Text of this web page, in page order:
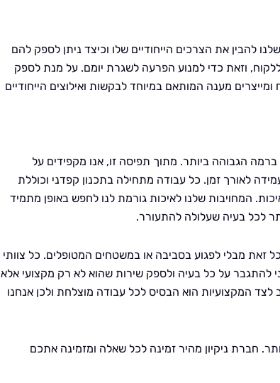
להבין את הצרכים הייחודיים שלו וכיצד ניתן לספק להם
וזאת כדי למנוע הפרעה לשגרת יומם. על מנת לספק
מענה המותאם במיוחד לבקשות ואילוצים הייחודיים
הגבוהה ביותר. מתוך תפיסה זו, אנו מקפידים על
לאורך זמן. כל עבודה מתחילה בתכנון קפדני וכוללת
המחויבות שלנו לאיכות גורמת לנו לחפש באופן מתמיד
לכל בעיה שעלולה להתעורר.
זאת מבלי לפגוע בסביבה או במשטחים המטופלים. כל צוותי
להתגבר על כל בעיה ולספק שירות שהוא לא רק מקצועי אלא
המקצועיות הוא הבסיס לכל עבודה מוצלחת ולכן אנחנו
חברת ניקיון מהיר זמינה לכל שאלה ומזמינה אתכם